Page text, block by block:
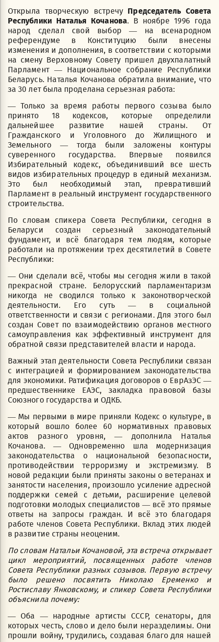
Открыла творческую встречу Председатель Совета
Республики Наталья Кочанова. В ноябре 1996 года
народ сделал свой выбор — на всенародном
референдуме в Конституцию были внесены
изменения и дополнения, в соответствии с которыми
на смену Верховному Совету пришел двухпалатный
Парламент — Национальное собрание Республики
Беларусь. Наталья Кочанова обратила внимание, что
за 30 лет была проделана серьезная работа:
— Только за время работы первого созыва было
принято 18 кодексов, которые определили
дальнейшее развитие нашей страны. От
Гражданского и Уголовного до Жилищного и
Земельного — тогда были заложены контуры
суверенного государства. Впервые появился
Избирательный кодекс, объединивший все шесть
видов избирательных процедур в единый механизм.
Это был необходимый этап, превративший
Парламент в реальный инструмент государственного
строительства.
По словам спикера Совета Республики, сегодня в
Беларуси создан серьезный законодательный
фундамент, и всё благодаря тем людям, которые
работали на протяжении трех десятилетий в Совете
Республики:
— Они сделали всё, чтобы мы сегодня жили в такой
прекрасной стране. Белорусский парламентаризм
никогда не сводился только к законотворческой
деятельности. Его суть — в социальной
ответственности и связи с регионами. Для этого был
создан Совет по взаимодействию органов местного
самоуправления как эффективный инструмент для
обратной связи представителей власти и народа.
Важный этап деятельности Совета Республики связан
с интеграцией и формированием законодательства
для экономики. Ратификация договоров о ЕврАзЭС —
предшественнике ЕАЭС, закладка правовой базы
Союзного государства и ОДКБ.
— Мы первыми в мире приняли Кодекс о культуре, в
который вошло более 60 нормативных правовых
актов разного уровня, — дополнила Наталья
Кочанова. — Одновременно шла модернизация
законодательства о национальной безопасности,
противодействии терроризму и экстремизму. В
новой редакции были приняты законы о ветеранах и
занятости населения, произошло усиление адресной
поддержки семей с детьми, расширение целевой
подготовки молодых специалистов — всё это прямые
ответы на запросы граждан. И всё это благодаря
работе членов Совета Республики. Вклад этих людей
в развитие страны неоценим.
По словам Натальи Кочановой, эта встреча открывает
цикл мероприятий, посвященных работе членов
Совета Республики разных созывов. Первую встречу
было решено посвятить Николаю Еременко и
Ростиславу Янковскому, и спикер Совета Республики
объяснила почему:
— Оба — народные артисты СССР, сенаторы, для
которых честь, слово и дело были неразделимы. Они
прошли войну, трудились, создавая благо для нашей